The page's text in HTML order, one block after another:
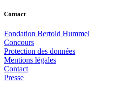
Contact
Fondation Bertold Hummel
Concours
Protection des données
Mentions légales
Contact
Presse